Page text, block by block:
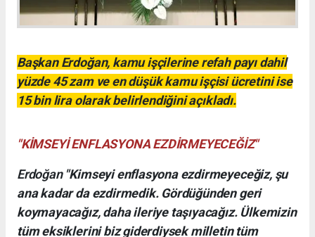
Başkan Erdoğan, kamu işçilerine refah payı dahil
yüzde 45 zam ve en düşük kamu işçisi ücretini ise
15 bin lira olarak belirlendiğini açıkladı.
"KİMSEYİ ENFLASYONA EZDİRMEYECEĞİZ"
Erdoğan "Kimseyi enflasyona ezdirmeyeceğiz, şu
ana kadar da ezdirmedik. Gördüğünden geri
koymayacağız, daha ileriye taşıyacağız. Ülkemizin
tüm eksiklerini biz giderdiysek milletin tüm